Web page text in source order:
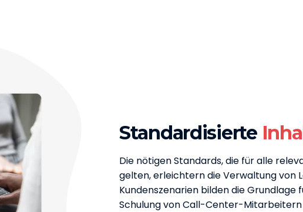
Standardisierte
Die nötigen Standards, die für alle
gelten, erleichtern die Verwaltung von
Kundenszenarien bilden die Grundlage
Schulung von Call-Center-Mitarbeitern